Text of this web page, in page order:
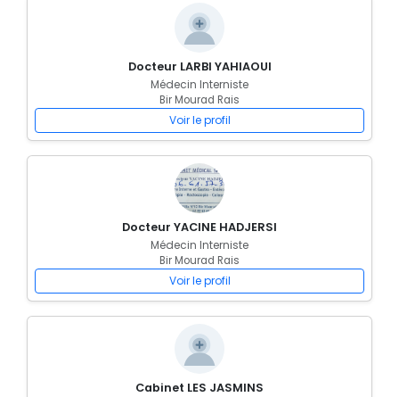
Docteur LARBI YAHIAOUI
Médecin Interniste
Bir Mourad Rais
Voir le profil
Docteur YACINE HADJERSI
Médecin Interniste
Bir Mourad Rais
Voir le profil
Cabinet LES JASMINS